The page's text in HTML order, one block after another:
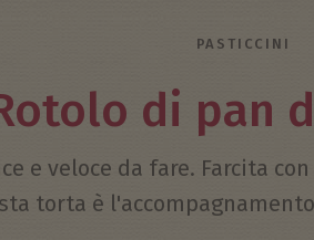
PASTICCINI
di pan
e veloce da fare. Farcita
torta è